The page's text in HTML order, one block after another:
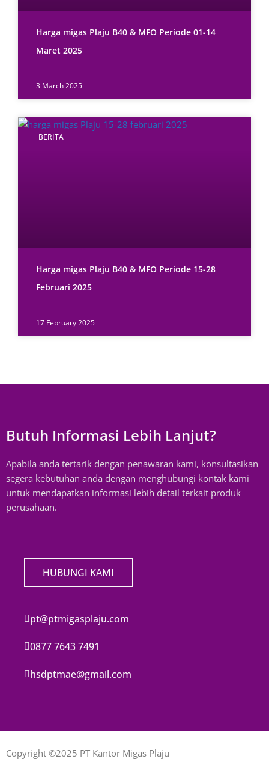
Harga migas Plaju B40 & MFO Periode 01-14
Maret 2025
3 March 2025
BERITA
Harga migas Plaju B40 & MFO Periode 15-28
Februari 2025
17 February 2025
Butuh Informasi Lebih Lanjut?
Apabila anda tertarik dengan penawaran kami, konsultasikan
segera kebutuhan anda dengan menghubungi kontak kami
untuk mendapatkan informasi lebih detail terkait produk
perusahaan.
HUBUNGI KAMI
pt@ptmigasplaju.com
0877 7643 7491
hsdptmae@gmail.com
Copyright ©2025 PT Kantor Migas Plaju